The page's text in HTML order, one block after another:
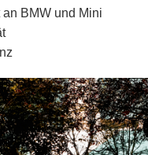
BMW und Mini